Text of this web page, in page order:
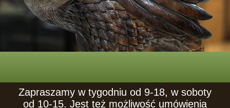
Zapraszamy w tygodniu od 9-18, w soboty
od 10-15. Jest też możliwość umówienia